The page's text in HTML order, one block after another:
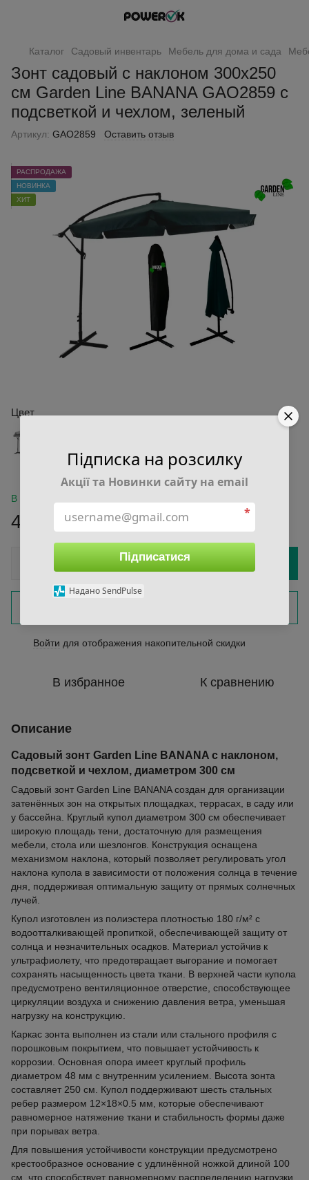
Каталог Садовый инвентарь Мебель для дома и сада
Зонт садовый с наклоном 300х250
см Garden Line BANANA GAO2859 с
подсветкой и чехлом, зеленый
Артикул: GAO2859 Оставить отзыв
РАСПРОДАЖА
НОВИНКА
ХИТ
Цвет
В наличии
4 250 грн
Купить
Войти для отображения накопительной скидки
В избранное К сравнению
Описание
Садовый зонт Garden Line BANANA с наклоном,
подсветкой и чехлом, диаметром 300 см
Садовый зонт Garden Line BANANA создан для организации
затенённых зон на открытых площадках, террасах, в саду или
у бассейна. Круглый купол диаметром 300 см обеспечивает
широкую площадь тени, достаточную для размещения
мебели, стола или шезлонгов. Конструкция оснащена
механизмом наклона, который позволяет регулировать угол
наклона купола в зависимости от положения солнца в течение
дня, поддерживая оптимальную защиту от прямых солнечных
лучей.
Купол изготовлен из полиэстера плотностью 180 г/м² с
водоотталкивающей пропиткой, обеспечивающей защиту от
солнца и незначительных осадков. Материал устойчив к
ультрафиолету, что предотвращает выгорание и помогает
сохранять насыщенность цвета ткани. В верхней части купола
предусмотрено вентиляционное отверстие, способствующее
циркуляции воздуха и снижению давления ветра, уменьшая
нагрузку на конструкцию.
Каркас зонта выполнен из стали или стального профиля с
порошковым покрытием, что повышает устойчивость к
коррозии. Основная опора имеет круглый профиль
диаметром 48 мм с внутренним усилением. Высота зонта
составляет 250 см. Купол поддерживают шесть стальных
ребер размером 12×18×0.5 мм, которые обеспечивают
равномерное натяжение ткани и стабильность формы даже
при порывах ветра.
Для повышения устойчивости конструкции предусмотрено
крестообразное основание с удлинённой ножкой длиной 100
см, что способствует равномерному распределению нагрузки
Підписка на розсилку
Акції та Новинки сайту на email
*
Підписатися
Надано SendPulse